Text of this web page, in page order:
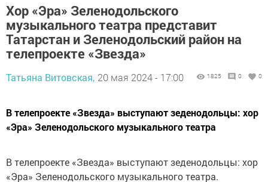
Хор «Эра» Зеленодольского
музыкального театра представит
Татарстан и Зеленодольский район на
телепроекте «Звезда»
Татьяна Витовская, 20 мая 2024 - 17:00 1825 0 0
В телепроекте «Звезда» выступают зеденодольцы: хор
«Эра» Зеленодольского музыкального театра
В телепроекте «Звезда» выступают зеденодольцы: хор
«Эра» Зеленодольского музыкального театра.